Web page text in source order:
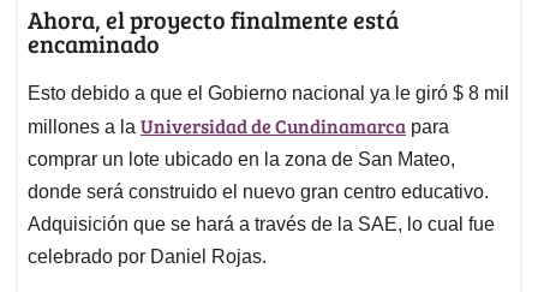
Ahora, el proyecto finalmente está
encaminado
Esto debido a que el Gobierno nacional ya le giró $ 8 mil
millones a la Universidad de Cundinamarca para
comprar un lote ubicado en la zona de San Mateo,
donde será construido el nuevo gran centro educativo.
Adquisición que se hará a través de la SAE, lo cual fue
celebrado por Daniel Rojas.